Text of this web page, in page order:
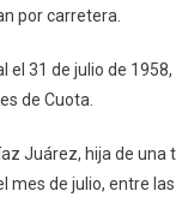
por carretera.
el 31 de julio de
de Cuota.
Juárez, hija de
mes de julio, entre